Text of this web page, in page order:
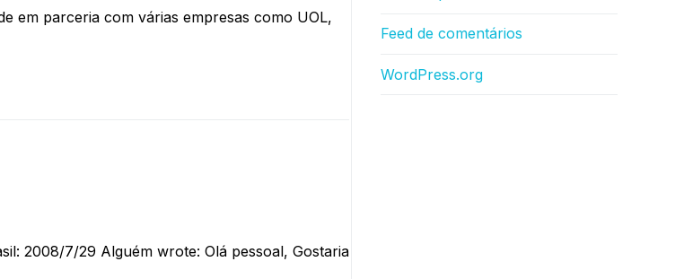
em parceria com várias empresas como UOL,
2008/7/29 Alguém wrote: Olá pessoal, Gostaria
Feed de comentários
WordPress.org